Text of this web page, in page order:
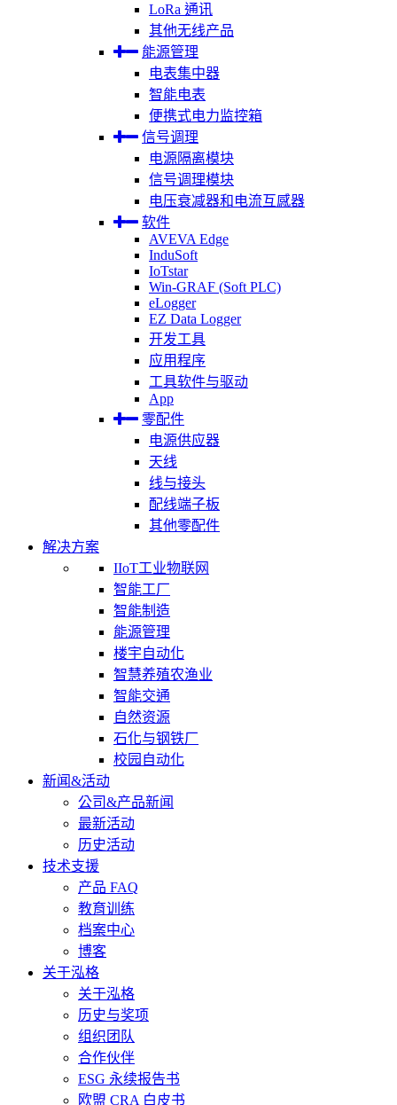
LoRa 通讯
其他无线产品
能源管理
电表集中器
智能电表
便携式电力监控箱
信号调理
电源隔离模块
信号调理模块
电压衰减器和电流互感器
软件
AVEVA Edge
InduSoft
IoTstar
Win-GRAF (Soft PLC)
eLogger
EZ Data Logger
开发工具
应用程序
工具软件与驱动
App
零配件
电源供应器
天线
线与接头
配线端子板
其他零配件
解决方案
IIoT工业物联网
智能工厂
智能制造
能源管理
楼宇自动化
智慧养殖农渔业
智能交通
自然资源
石化与钢铁厂
校园自动化
新闻&活动
公司&产品新闻
最新活动
历史活动
技术支援
产品 FAQ
教育训练
档案中心
博客
关于泓格
关于泓格
历史与奖项
组织团队
合作伙伴
ESG 永续报告书
欧盟 CRA 白皮书